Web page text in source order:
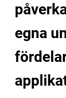
egna